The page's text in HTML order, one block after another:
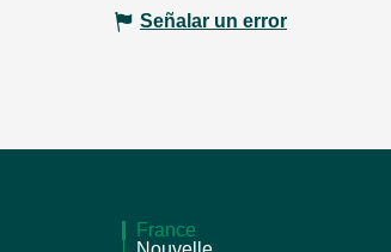
Señalar un error
France